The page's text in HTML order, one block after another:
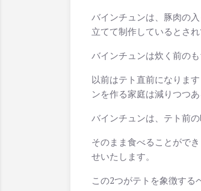
バインチュンは、豚肉の
立てて制作しているとされ
バインチュンは炊く前の
以前はテト直前になりま
ンを作る家庭は減りつつあ
バインチュンは、テト前
そのまま食べることがで
せいたします。
この2つがテトを象徴す